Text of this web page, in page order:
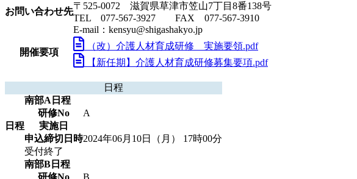
お問い合わせ先
〒525-0072 滋賀県草津市笠山7丁目8番138号
TEL 077-567-3927 FAX 077-567-3910
E-mail：kensyu@shigashakyo.jp
開催要項
（改）介護人材育成研修 実施要領.pdf
【新任期】介護人材育成研修募集要項.pdf
日程
日程
南部A日程
研修No
A
実施日
申込締切日時2024年06月10日（月） 17時00分
受付終了
南部B日程
研修No
B